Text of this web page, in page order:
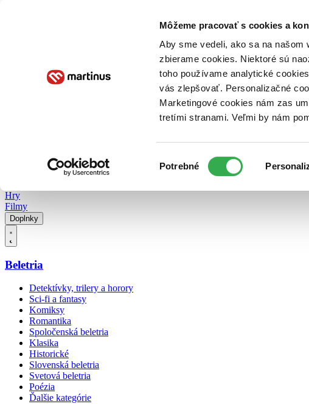
Môžeme pracovať s cookies a
Aby sme vedeli, ako sa na našom
zbierame cookies. Niektoré sú
toho používame analytické
vás zlepšovať. Personalizačné
Marketingové cookies nám zas
tretími stranami. Veľmi by nám
súhlasu
Potrebné
Poukážky Kontakt
Hry
Filmy
Doplnky
Beletria
Detektívky, trilery a horory
Sci-fi a fantasy
Komiksy
Romantika
Spoločenská beletria
Klasika
Historické
Slovenská beletria
Svetová beletria
Poézia
Ďalšie kategórie